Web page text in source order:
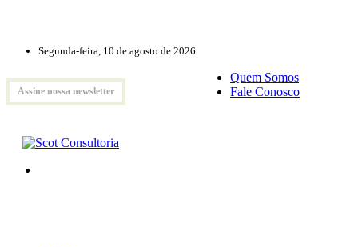
Segunda-feira, 10 de agosto de 2026
Assine nossa newsletter
Quem Somos
Fale Conosco